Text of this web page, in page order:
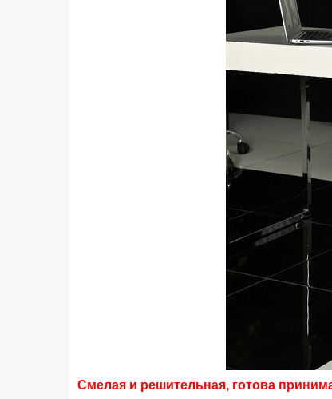
Смелая и решительная, готова